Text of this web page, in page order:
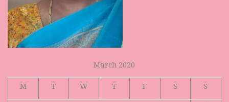
March 2020
M
T W T F S
S